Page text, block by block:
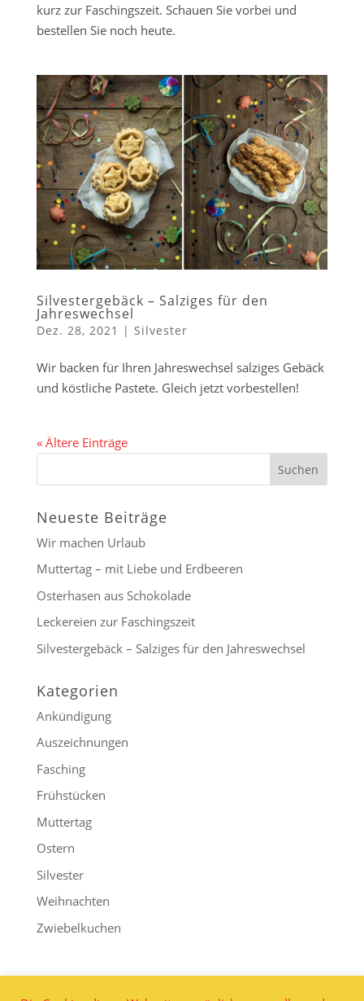
kurz zur Faschingszeit. Schauen Sie vorbei und
bestellen Sie noch heute.
Silvestergebäck – Salziges für den
Jahreswechsel
Dez. 28, 2021 | Silvester
Wir backen für Ihren Jahreswechsel salziges Gebäck
und köstliche Pastete. Gleich jetzt vorbestellen!
« Ältere Einträge
Neueste Beiträge
Wir machen Urlaub
Muttertag – mit Liebe und Erdbeeren
Osterhasen aus Schokolade
Leckereien zur Faschingszeit
Silvestergebäck – Salziges für den Jahreswechsel
Kategorien
Ankündigung
Auszeichnungen
Fasching
Frühstücken
Muttertag
Ostern
Silvester
Weihnachten
Zwiebelkuchen